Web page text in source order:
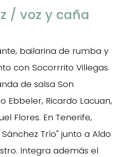
/ voz y caña
bailarina de rumba y
con Socorrrito Villegas.
de salsa Son
Ebbeler, Ricardo Lacuan,
Flores. En Tenerife,
Trío" junto a Aldo
Integra además el